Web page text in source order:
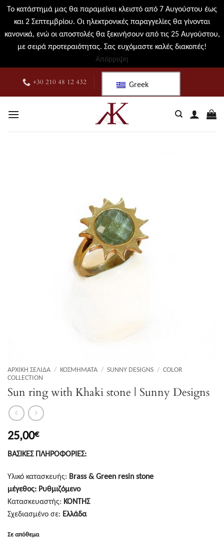
Το κατάστημά μας θα παραμείνει κλειστό από 7 Αυγούστου έως
και 2 Σεπτεμβρίου. Οι ηλεκτρονικές παραγγελίες θα γίνονται
κανονικά, ενώ οι αποστολές θα ξεκινήσουν από τις 25 Αυγούστου,
με σειρά προτεραιότητας. Σας ευχόμαστε καλές διακοπές!
Απόρριψη
περιεχόμενο
+30 210 48 12 432 Greek
ΑΡΧΙΚΉ ΣΕΛΊΔΑ / ΚΟΣΜΉΜΑΤΑ / SUNNY DESIGNS / COLOR
COLLECTION
Sun ring with Khaki stone | Sunny Designs
25,00€
ΒΑΣΙΚΕΣ ΠΛΗΡΟΦΟΡΙΕΣ:
Υλικό κατασκευής: Brass & Green resin stone
μέγεθος: Ρυθμιζόμενο
Κατασκευαστής: ΚΟΝΤΗΣ
Σχεδιασμένο σε: Ελλάδα
Σε απόθεμα